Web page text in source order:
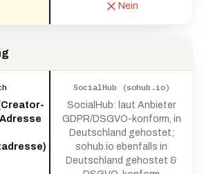
Nein
SocialHub (sohub.io)
SocialHub: laut Anbieter
GDPR/DSGVO-konform, in
Deutschland gehostet;
sohub.io ebenfalls in
Deutschland gehostet &